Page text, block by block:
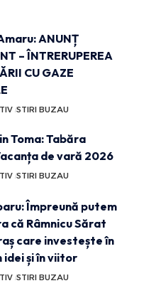
ANUNȚ
– ÎNTRERUPEREA
CU GAZE
STIRI BUZAU
Toma: Tabăra
de vară 2026
STIRI BUZAU
Împreună putem
că Râmnicu Sărat
care investește în
idei și în viitor
STIRI BUZAU